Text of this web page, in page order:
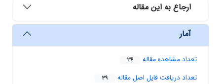
ارجاع به این مقاله
آمار
تعداد مشاهده مقاله 34
تعداد دریافت فایل اصل مقاله 39